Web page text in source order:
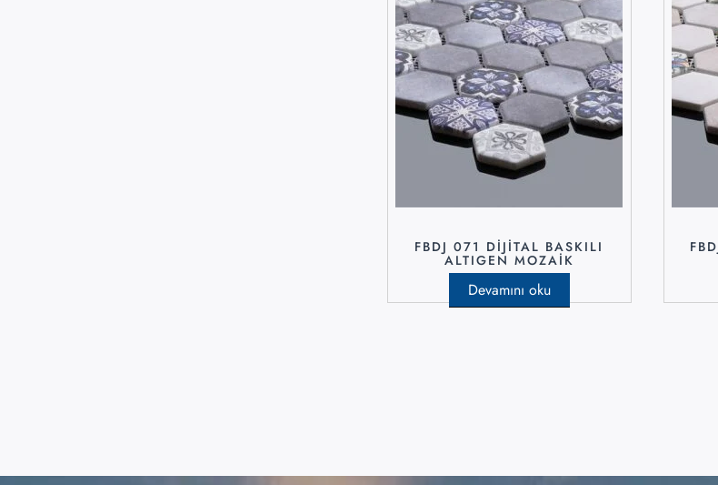
FBDJ 071 DIJITAL BASKILI
ALTIGEN MOZAIK
Devamını oku